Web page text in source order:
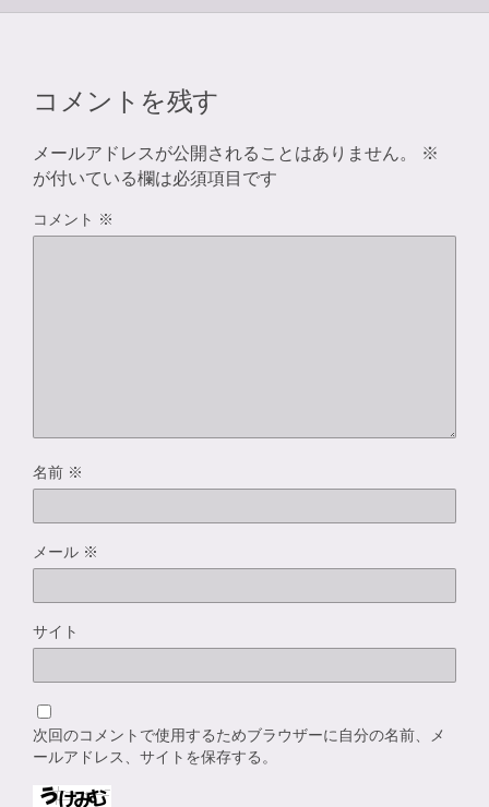
コメントを残す
メールアドレスが公開されることはありません。
※
が付いている欄は必須項目です
コメント ※
名前 ※
メール ※
サイト
次回のコメントで使用するためブラウザーに自分の名前、メ
ールアドレス、サイトを保存する。